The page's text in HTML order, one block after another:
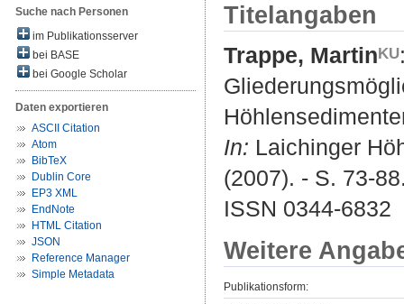
Suche nach Personen
im Publikationsserver
bei BASE
bei Google Scholar
Daten exportieren
ASCII Citation
Atom
BibTeX
Dublin Core
EP3 XML
EndNote
HTML Citation
JSON
Reference Manager
Simple Metadata
Titelangaben
Trappe, Martin
In: Laichinger
(2007). - S. 73-
ISSN 0344-6832
Weitere
Publikationsform: